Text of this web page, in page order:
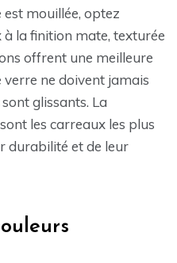
est mouillée, optez
la finition mate, texturée
offrent une meilleure
verre ne doivent jamais
glissants. La
les carreaux les plus
durabilité et de leur